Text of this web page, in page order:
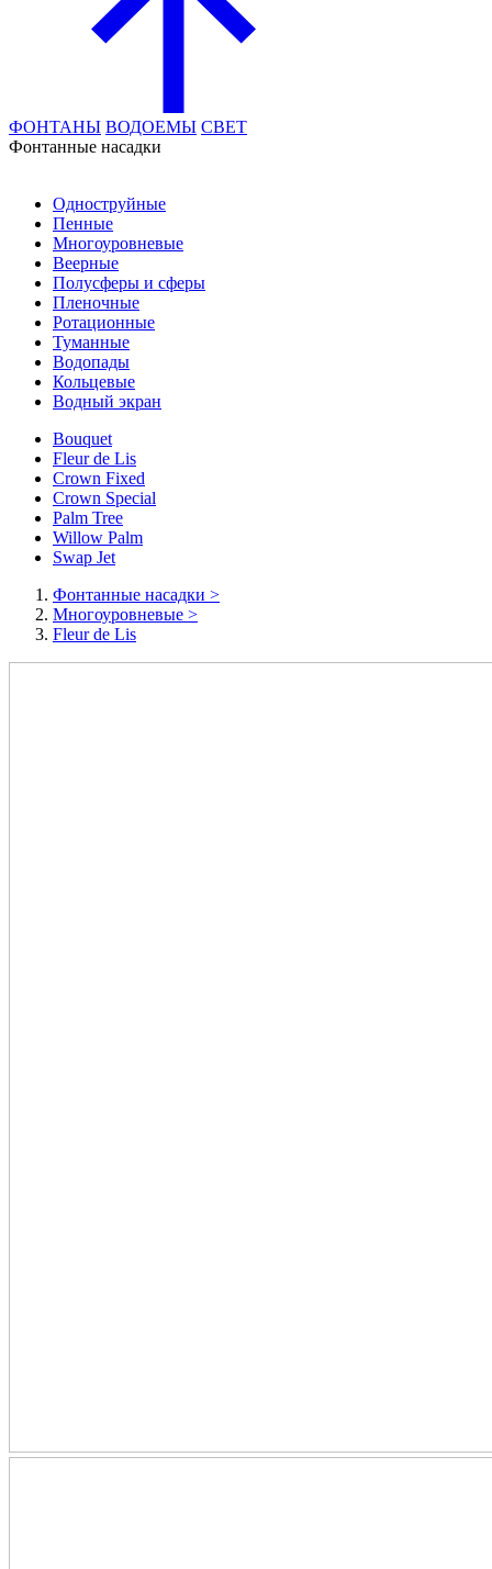
ФОНТАНЫ ВОДОЕМЫ СВЕТ
Фонтанные насадки
Одноструйные
Пенные
Многоуровневые
Веерные
Полусферы и сферы
Пленочные
Ротационные
Туманные
Водопады
Кольцевые
Водный экран
Bouquet
Fleur de Lis
Crown Fixed
Crown Special
Palm Tree
Willow Palm
Swap Jet
Фонтанные насадки >
Многоуровневые >
Fleur de Lis